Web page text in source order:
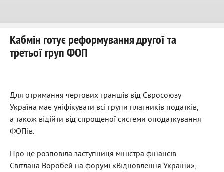
Кабмін готує реформування другої та
третьої груп ФОП
Для отримання чергових траншів від Євросоюзу
Україна має уніфікувати всі групи платників податків,
а також відійти від спрощеної системи оподаткування
ФОПів.
Про це розповіла заступниця міністра фінансів
Світлана Воробей на форумі «Відновлення України»,